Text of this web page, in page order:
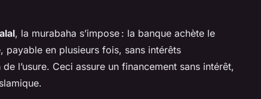
, la murabaha s’impose : la banque achète le
en plusieurs fois, sans intérêts
l’usure. Ceci assure un financement sans intérêt,